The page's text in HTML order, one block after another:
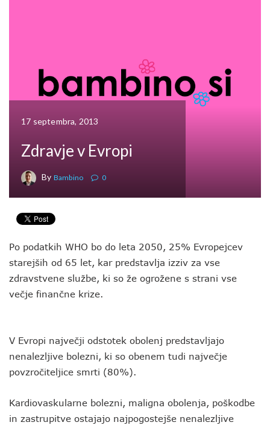
17 septembra, 2013
Zdravje v Evropi
By Bambino 0
Po podatkih WHO bo do leta 2050, 25% Evropejcev
starejših od 65 let, kar predstavlja izziv za vse
zdravstvene službe, ki so že ogrožene s strani vse
večje finančne krize.
V Evropi največji odstotek obolenj predstavljajo
nenalezljive bolezni, ki so obenem tudi največje
povzročiteljice smrti (80%).
Kardiovaskularne bolezni, maligna obolenja, poškodbe
in zastrupitve ostajajo najpogostejše nenalezljive